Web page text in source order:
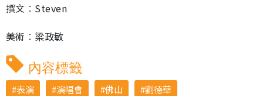
撰文︰Steven
美術︰梁政敏
內容標籤
表演 演唱會 佛山
劉德華